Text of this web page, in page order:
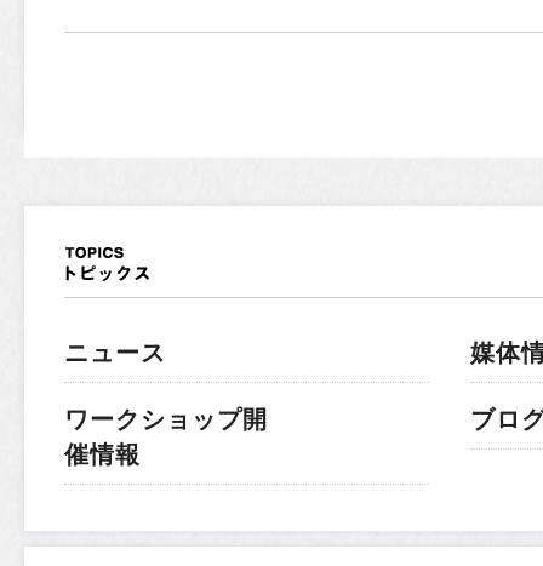
ニュース
ワークショップ開
催情報
媒体
ブロ